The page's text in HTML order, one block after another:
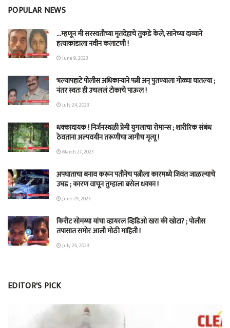
POPULAR NEWS
…म्हणून मी सरस्वतीच्या मृतदेहाचे तुकडे केले, सानेच्या दाव्याने
हत्याकांडाला नवीन कलाटणी !
June 9, 2023
भल्यापहाटे पोलीस अधिकाऱ्याने पत्नी अन् पुतण्याला गोळ्या घातल्या ;
नंतर स्वतः ही उचललं टोकाचे पाऊल !
July 24, 2023
धक्कादायक ! निर्जनस्थळी प्रेमी युगलाचा रोमान्स ; शारीरिक संबंध
ठेवताना अल्पवयीन तरूणीचा जागीच मृत्यू !
March 27, 2023
अपघाताचा बनाव करून पतीनेच‎ पत्नीला कारमध्ये जिवंत जाळल्याचे
उघड ; कारण वाचून तुम्हाला बसेल धक्का !
June 29, 2023
किरीट सोमय्या यांचा व्हायरल व्हिडिओ खरा की खोटा? ; पोलीस
तपासात समोर आली मोठी माहिती !
July 26, 2023
EDITOR'S PICK